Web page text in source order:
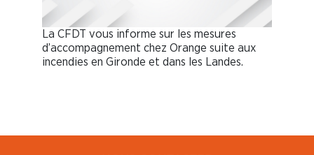
La CFDT vous informe sur les mesures
d’accompagnement chez Orange suite aux
incendies en Gironde et dans les Landes.